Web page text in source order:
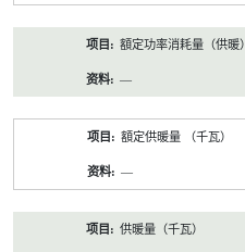
額定功率消耗量（供暖
—
額定供暖量 （千瓦）
—
供暖量（千瓦）